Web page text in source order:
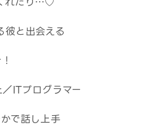
彼と出会える
ITプログラマー
で話し上手